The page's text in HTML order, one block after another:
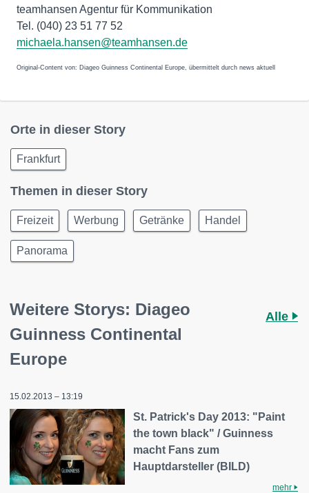
teamhansen Agentur für Kommunikation
Tel. (040) 23 51 77 52
michaela.hansen@teamhansen.de
Original-Content von: Diageo Guinness Continental Europe, übermittelt durch news aktuell
Orte in dieser Story
Frankfurt
Themen in dieser Story
Freizeit Werbung Getränke Handel
Panorama
Weitere Storys: Diageo
Guinness Continental
Europe
Alle
15.02.2013 – 13:19
St. Patrick's Day 2013: "Paint
the town black" / Guinness
macht Fans zum
Hauptdarsteller (BILD)
mehr